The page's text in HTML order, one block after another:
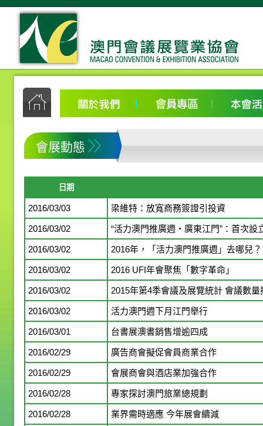
會展動態
日期
2016/03/03 梁維特：放寬商務簽證引投資
2016/03/02 “活力澳門推廣週‧廣東江門”：首次設
2016/03/02 2016年，「活力澳門推廣週」去哪兒？
2016/03/02 2016 UFI年會聚焦「數字革命」
2016/03/02 2015年第4季會議及展覽統計 會議數
2016/03/02 活力澳門週下月江門舉行
2016/03/01 台書展澳書銷售增逾四成
2016/02/29 廣告商會擬促會員商業合作
2016/02/29 會展商會與酒店業加強合作
2016/02/28 專家探討澳門旅業總規劃
2016/02/28 業界需時適應 今年展會續減